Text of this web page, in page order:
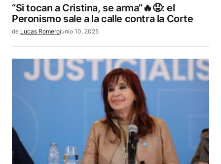
“Si tocan a Cristina, se arma”🔥😡: el
Peronismo sale a la calle contra la Corte
de Lucas Romerojunio 10, 2025